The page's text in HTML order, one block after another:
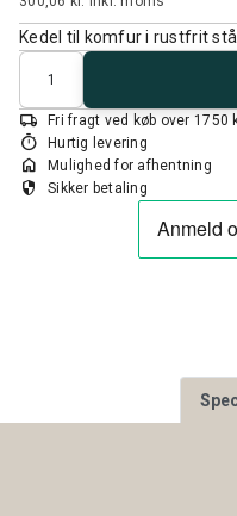
Kedel til komfur i rustfrit
Antal
local_shipping Fri fragt ved køb over 1750
timer Hurtig levering
home Mulighed for afhentning
security Sikker betaling